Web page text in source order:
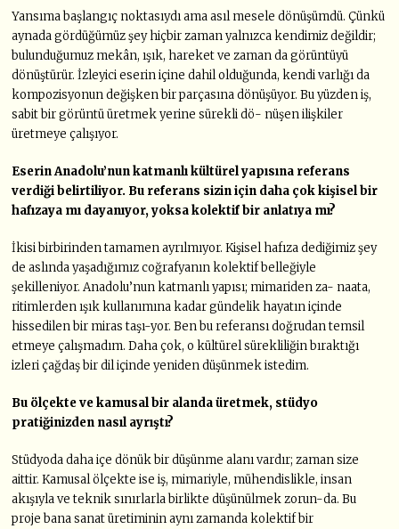
Yansıma başlangıç noktasıydı ama asıl mesele dönüşümdü. Çünkü
aynada gördüğümüz şey hiçbir zaman yalnızca kendimiz değildir;
bulunduğumuz mekân, ışık, hareket ve zaman da görüntüyü
dönüştürür. İzleyici eserin içine dahil olduğunda, kendi varlığı da
kompozisyonun değişken bir parçasına dönüşüyor. Bu yüzden iş,
sabit bir görüntü üretmek yerine sürekli dö- nüşen ilişkiler
üretmeye çalışıyor.
Eserin Anadolu’nun katmanlı kültürel yapısına referans
verdiği belirtiliyor. Bu referans sizin için daha çok kişisel bir
hafızaya mı dayanıyor, yoksa kolektif bir anlatıya mı?
İkisi birbirinden tamamen ayrılmıyor. Kişisel hafıza dediğimiz şey
de aslında yaşadığımız coğrafyanın kolektif belleğiyle
şekilleniyor. Anadolu’nun katmanlı yapısı; mimariden za- naata,
ritimlerden ışık kullanımına kadar gündelik hayatın içinde
hissedilen bir miras taşı-yor. Ben bu referansı doğrudan temsil
etmeye çalışmadım. Daha çok, o kültürel sürekliliğin bıraktığı
izleri çağdaş bir dil içinde yeniden düşünmek istedim.
Bu ölçekte ve kamusal bir alanda üretmek, stüdyo
pratiğinizden nasıl ayrıştı?
Stüdyoda daha içe dönük bir düşünme alanı vardır; zaman size
aittir. Kamusal ölçekte ise iş, mimariyle, mühendislikle, insan
akışıyla ve teknik sınırlarla birlikte düşünülmek zorun-da. Bu
proje bana sanat üretiminin aynı zamanda kolektif bir